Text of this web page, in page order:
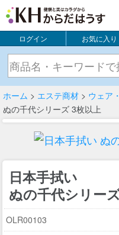
ログイン お気に入り
ホーム > エステ商材 > ウェア
ぬの千代シリーズ 3枚以上
日本手拭い
ぬの千代シリー
OLR00103